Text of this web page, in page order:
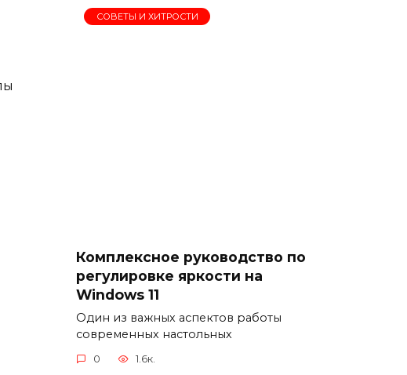
СОВЕТЫ И ХИТРОСТИ
Комплексное руководство по
регулировке яркости на
Windows 11
Один из важных аспектов работы
современных настольных
0 1.6к.